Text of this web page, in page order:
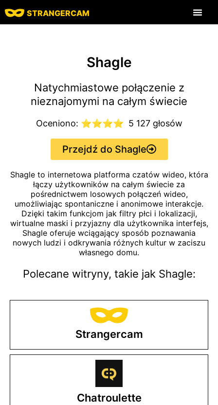
STRANGERCAM
Shagle
Natychmiastowe połączenie z
nieznajomymi na całym świecie
Oceniono: ⭐⭐⭐⭐ 5 127 głosów
Przejdź do Shagle
Shagle to internetowa platforma czatów wideo, która
łączy użytkowników na całym świecie za
pośrednictwem losowych połączeń wideo,
umożliwiając spontaniczne i anonimowe interakcje.
Dzięki takim funkcjom jak filtry płci i lokalizacji,
wirtualne maski i przyjazny dla użytkownika interfejs,
Shagle oferuje wciągający sposób poznawania
nowych ludzi i odkrywania różnych kultur w zaciszu
własnego domu.
Polecane witryny, takie jak Shagle:
Strangercam
Chatroulette